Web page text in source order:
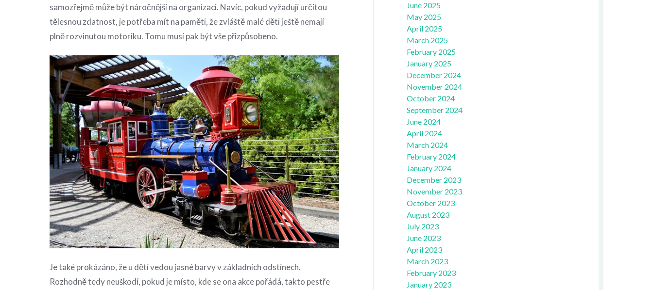
samozřejmě může být náročnější na organizaci. Navíc, pokud vyžadují určitou
tělesnou zdatnost, je potřeba mít na paměti, že zvláště malé děti ještě nemají
plně rozvinutou motoriku. Tomu musí pak být vše přizpůsobeno.
Je také prokázáno, že u dětí vedou jasné barvy v základních odstínech.
Rozhodně tedy neuškodí, pokud je místo, kde se ona akce pořádá, takto pestře
June 2025
May 2025
April 2025
March 2025
February 2025
January 2025
December 2024
November 2024
October 2024
September 2024
June 2024
April 2024
March 2024
February 2024
January 2024
December 2023
November 2023
October 2023
August 2023
July 2023
June 2023
April 2023
March 2023
February 2023
January 2023